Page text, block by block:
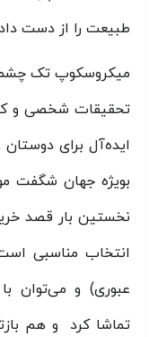
طبیعت را از دست
تحقیقات شخصی و
ایده‌آل برای
بویژه جهان شگفت
نخستین بار قصد
انتخاب مناسبی
عبوری) و می‌توان
تماشا کرد و هم